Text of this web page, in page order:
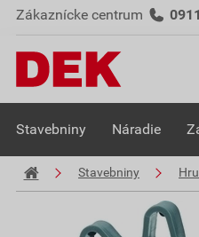
Zákaznícke centrum
Stavebniny Náradie
Stavebniny